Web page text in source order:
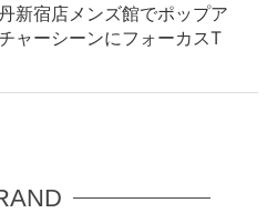
新宿店メンズ館でポップア
ャーシーンにフォーカスT